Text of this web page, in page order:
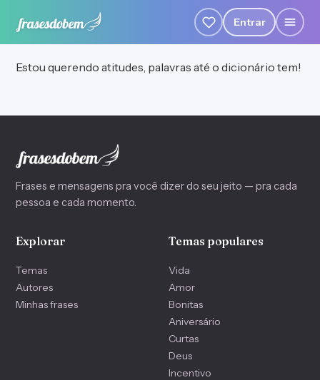
Entrar
Estou querendo atitudes, palavras até o dicionário tem!
Frases e mensagens pra você dizer do seu jeito — pra cada
pessoa e cada momento.
Explorar
Temas
Autores
Minhas frases
Temas populares
Vida
Amor
Bonitas
Aniversário
Curtas
Deus
Incentivo